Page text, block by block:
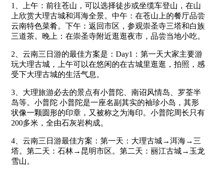
1、上午：前往苍山，可以选择徒步或坐缆车登山，在山
上欣赏大理古城和洱海全景。中午：在苍山上的餐厅品尝
云南特色菜肴。下午：返回市区，参观崇圣寺三塔和白族
三道茶。晚上：在崇圣寺附近逛逛夜市，品尝当地小吃。
2、云南三日游的最佳方案是：Day1：第一天大家主要游
玩大理古城，上午可以在悠闲的在古城里逛逛，拍照，感
受下大理古城的生活气息。
3、大理旅游必去的景点有小普陀、南诏风情岛、罗荃半
岛等。小普陀 小普陀是一座名副其实的袖珍小岛，其形
状像一颗圆形的印章，又被称之为海印。小普陀周长只有
200多米，全由石灰岩构成。
4、云南三日游最佳方案：第一天：大理古城→洱海→三
塔。第二天：石林→昆明市区。第二天：丽江古城→玉龙
雪山。